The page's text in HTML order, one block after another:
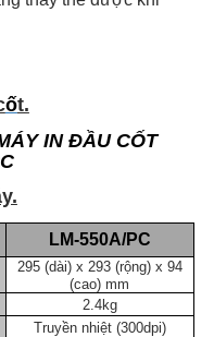
ốt.
IN ĐẦU CỐT
LM-550A/PC
295 (dài) x 293 (rộng) x 94
(cao) mm
2.4kg
Truyền nhiệt (300dpi)